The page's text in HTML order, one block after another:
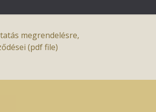
megrendelésre,
(pdf file)